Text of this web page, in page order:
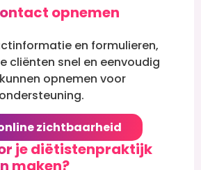
opnemen
en formulieren,
cliënten snel en eenvoudig
opnemen voor
zichtbaarheid
je diëtistenpraktijk
maken?